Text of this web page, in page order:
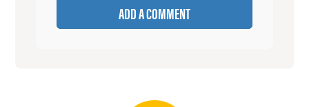
ADD A COMMENT